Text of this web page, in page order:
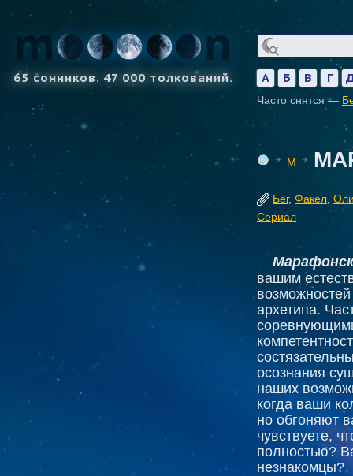
65 сонников. 47 000 толкований. А Б В Г
Часто снятся —
М
Бег, Факел
Сериал
вашим
архетипа.
осознания
наших
когда ваши
но обгоняют
чувствуете,
полностью?
незнакомцы?